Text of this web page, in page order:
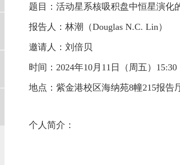
题目： 活动星系核吸积盘中恒星演化
报告人：林潮 （Douglas N.C. Lin）
邀请人：刘倍贝
时间：2024年10月11日（周五）15:30
地点：紫金港校区海纳苑8幢215报告
个人简介：